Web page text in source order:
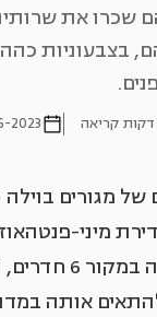
שכרו את
בצבעוניות
2023
מגורים
את
אותה